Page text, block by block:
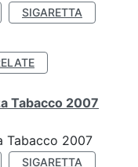
SIGARETTA
Tabacco 2007
Tabacco 2007
SIGARETTA